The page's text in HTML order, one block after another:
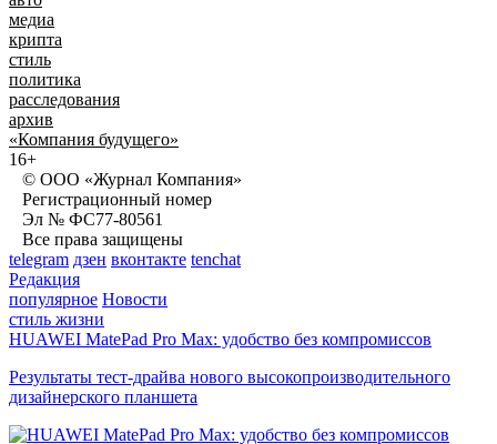
медиа
крипта
стиль
политика
расследования
архив
«Компания будущего»
16+
© ООО «Журнал Компания»
Регистрационный номер
Эл № ФС77-80561
Все права защищены
telegram дзен вконтакте tenchat
Редакция
популярное Новости
стиль жизни
HUAWEI MatePad Pro Max: удобство без компромиссов
Результаты тест-драйва нового высокопроизводительного
дизайнерского планшета